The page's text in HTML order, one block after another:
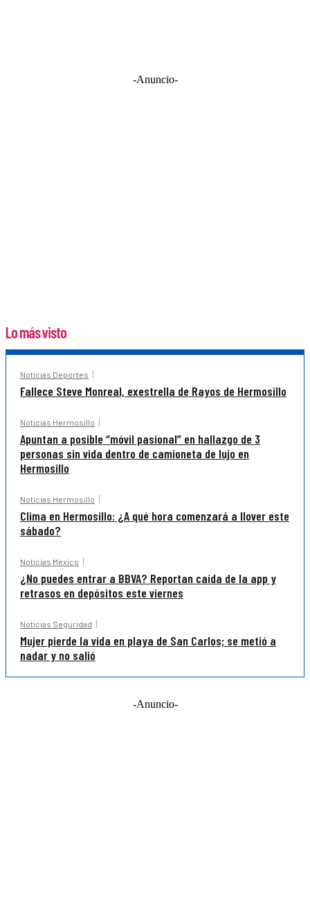
-Anuncio-
Lo más visto
Noticias Deportes
Fallece Steve Monreal, exestrella de Rayos de Hermosillo
Noticias Hermosillo
Apuntan a posible “móvil pasional” en hallazgo de 3
personas sin vida dentro de camioneta de lujo en
Hermosillo
Noticias Hermosillo
Clima en Hermosillo: ¿A qué hora comenzará a llover este
sábado?
Noticias México
¿No puedes entrar a BBVA? Reportan caída de la app y
retrasos en depósitos este viernes
Noticias Seguridad
Mujer pierde la vida en playa de San Carlos; se metió a
nadar y no salió
-Anuncio-